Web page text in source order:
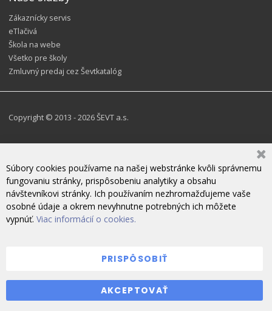
Zákaznícky servis
eTlačivá
Škola na webe
Všetko pre školy
Zmluvný predaj cez Ševtkatalóg
Copyright © 2013 - 2026 ŠEVT a.s.
SME ONLINE - NAPÍŠTE NÁM
Súbory cookies používame na našej webstránke kvôli správnemu
fungovaniu stránky, prispôsobeniu analytiky a obsahu
návštevníkovi stránky. Ich používaním nezhromažďujeme vaše
osobné údaje a okrem nevyhnutne potrebných ich môžete
vypnúť. Viac informácií o cookies.
AKCEPTOVAŤ
PRISPÔSOBIŤ